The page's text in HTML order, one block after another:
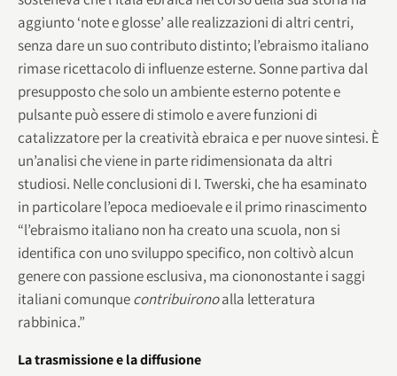
aggiunto ‘note e glosse’ alle realizzazioni di altri centri,
senza dare un suo contributo distinto; l’ebraismo italiano
rimase ricettacolo di influenze esterne. Sonne partiva dal
presupposto che solo un ambiente esterno potente e
pulsante può essere di stimolo e avere funzioni di
catalizzatore per la creatività ebraica e per nuove sintesi. È
un’analisi che viene in parte ridimensionata da altri
studiosi. Nelle conclusioni di I. Twerski, che ha esaminato
in particolare l’epoca medioevale e il primo rinascimento
“l’ebraismo italiano non ha creato una scuola, non si
identifica con uno sviluppo specifico, non coltivò alcun
genere con passione esclusiva, ma ciononostante i saggi
italiani comunquecontribuironoalla letteratura
rabbinica.”
La trasmissione e la diffusione